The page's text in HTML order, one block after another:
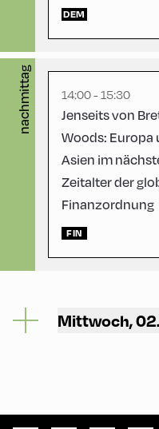
DEM
nachmittag 14:00 - 15:30
Jenseits von
Woods: Europa
Asien im
Zeitalter der
Finanzordnung
FIN
Mittwoch,